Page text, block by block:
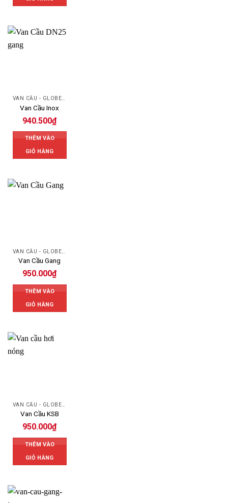
Van Cầu Inox
940.500₫
THÊM VÀO
GIỎ HÀNG
Van Cầu Gang
950.000₫
THÊM VÀO
GIỎ HÀNG
Van Cầu KSB
950.000₫
THÊM VÀO
GIỎ HÀNG